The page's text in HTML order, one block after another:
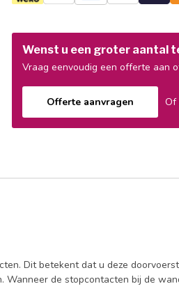
Wenst u een groter aantal
Vraag eenvoudig een offerte aan
Offerte aanvragen Of
Dit betekent dat u deze
de stopcontacten bij de